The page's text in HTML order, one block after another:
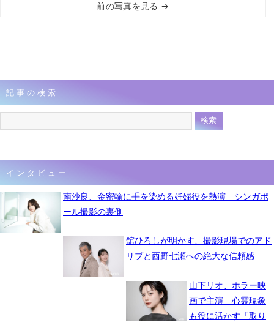
前の写真を見る →
記事の検索
インタビュー
南沙良、金密輸に手を染める妊婦役を熱演 シンガポ
ール撮影の裏側
舘ひろしが明かす、撮影現場でのアド
リブと西野七瀬への絶大な信頼感
山下リオ、ホラー映
画で主演 心霊現象
も役に活かす「取り